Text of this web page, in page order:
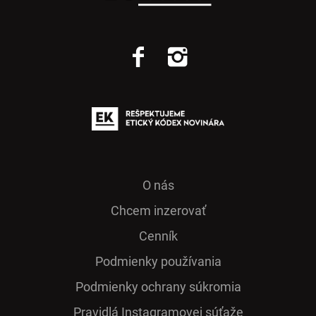
O nás
Chcem inzerovať
Cenník
Podmienky používania
Podmienky ochrany súkromia
Pra­vidlá Ins­ta­gra­mo­vej sú­ťaže